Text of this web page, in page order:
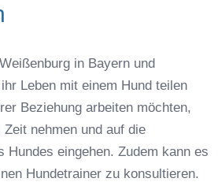
in Bayern und
Leben mit einem Hund teilen
Beziehung arbeiten möchten,
nehmen und auf die
Hundes eingehen. Zudem kann es
Hundetrainer zu konsultieren.